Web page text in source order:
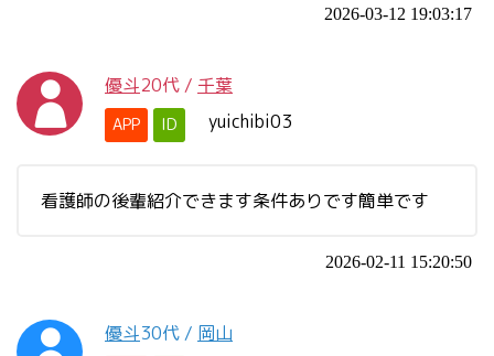
2026-03-12 19:03:17
優斗20代 / 千葉
APP ID yuichibi03
看護師の後輩紹介できます条件ありです簡単です
2026-02-11 15:20:50
優斗30代 / 岡山